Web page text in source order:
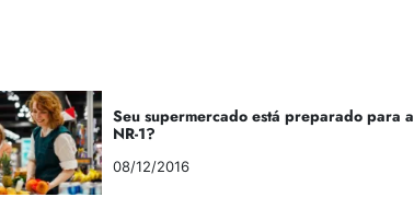
Seu supermercado está preparado para a
NR-1?
08/12/2016